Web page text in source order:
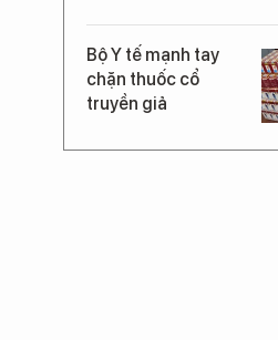
Bộ Y tế mạnh tay
chặn thuốc cổ
truyền giả